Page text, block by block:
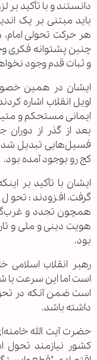
دانستند و با تأکید
باید مبتنی بر یک
هر حرکت تحولی امام،
چنین پشتوانه فکری
و ثبات قدم وجود
ایشان در همین خصوص
اویل انقلاب اشاره
ایمانی مستحکم و
بعد از گذر از
فسیل‌هایی تبدیل
کج رو بوجود آمده بود.
ایشان با تأکید بر
گرفت، افزودند:
همچون تجدد و
هویت دینی و ملی و
بود.
رهبر انقلاب
است اما این سرعت با
است ضمن آنکه در
داشته باشد.
حضرت آیت الله
کشور نیازمند تحول